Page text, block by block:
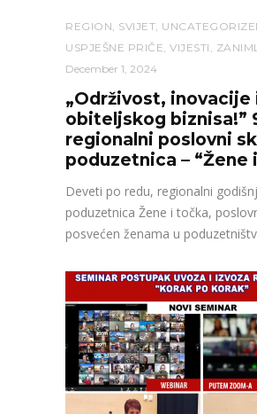
REGION, SVIJET,
USPJEŠNE PRIČE, VIJESTI ,
December 1, 2024
„Održivost, inovacije
obiteljskog biznisa!”
regionalni poslovni
poduzetnica – “Žene
Deveti po redu, regionalni
poduzetnica Žene i točka,
posvećen ženama u